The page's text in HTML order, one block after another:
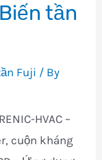
tần
Fuji / By
HVAC –
cuộn kháng